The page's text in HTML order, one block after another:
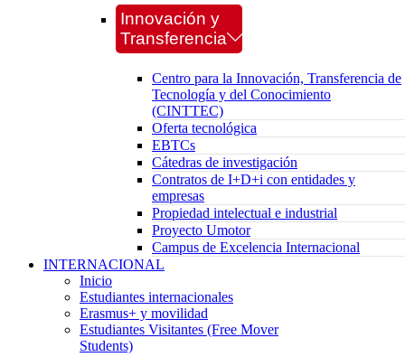
Innovación y
Transferencia
Centro para la Innovación, Transferencia de
Tecnología y del Conocimiento
(CINTTEC)
Oferta tecnológica
EBTCs
Cátedras de investigación
Contratos de I+D+i con entidades y
empresas
Propiedad intelectual e industrial
Proyecto Umotor
Campus de Excelencia Internacional
INTERNACIONAL
Inicio
Estudiantes internacionales
Erasmus+ y movilidad
Estudiantes Visitantes (Free Mover
Students)